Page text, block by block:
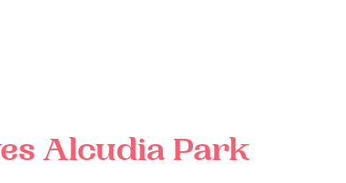
Alcudia Park